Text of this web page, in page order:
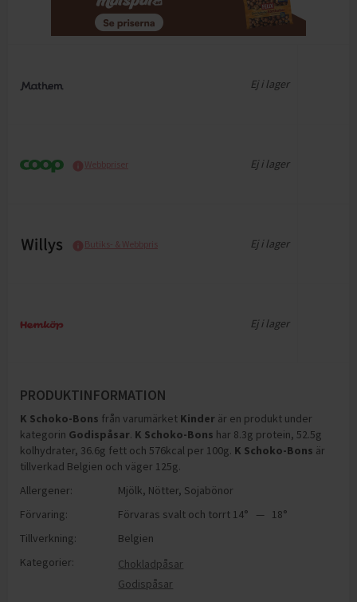
Ej i lager
Webbpriser Ej i lager
Butiks- & Webbpris Ej i lager
Ej i lager
PRODUKTINFORMATION
K Schoko-Bons från varumärket Kinder är en produkt under
kategorin Godispåsar. K Schoko-Bons har 8.3g protein, 52.5g
kolhydrater, 36.6g fett och 576kcal per 100g. K Schoko-Bons är
tillverkad Belgien och väger 125g.
Allergener:
Mjölk, Nötter, Sojabönor
Förvaring:
Förvaras svalt och torrt 14° — 18°
Tillverkning:
Belgien
Kategorier:
Chokladpåsar
Godispåsar